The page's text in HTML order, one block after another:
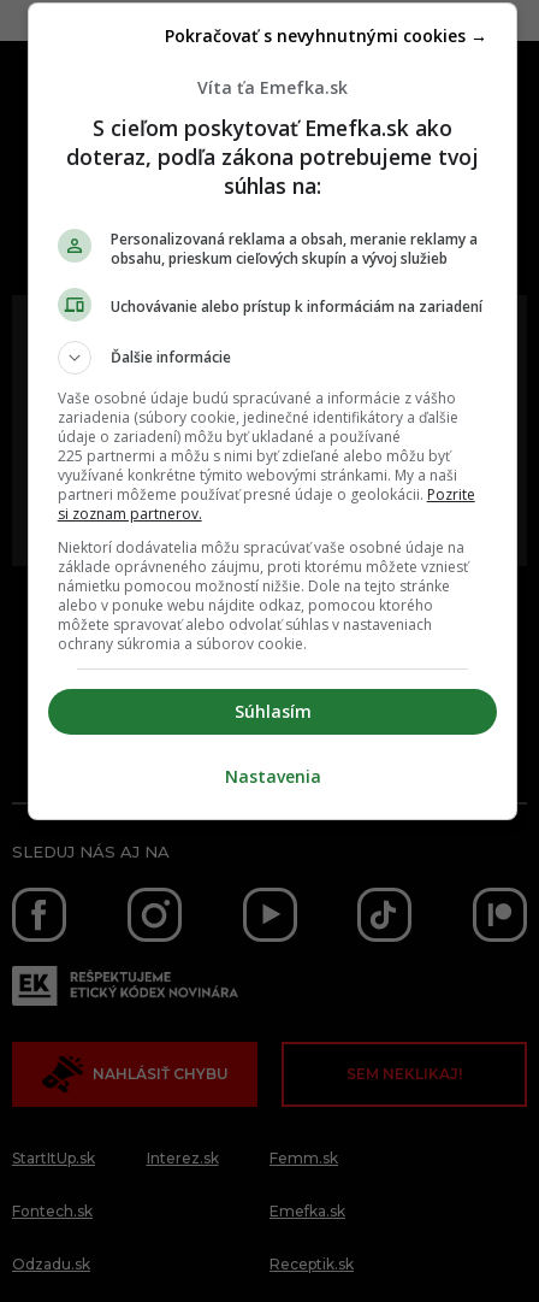
najzabávnejšie miesto na svete
ľudí v rôznych vekových
kategóriách a na rôznych
sociálnych sieťach a nakopni svoj
biznis alebo produkt.
MÁM ZÁUJEM O
poznáš niekoho, o kom by sme
mali určite napísať?
SLEDUJ NÁS AJ NA
NAHLÁSIŤ CHYBU SEM NEKLIKAJ!
StartItUp.sk
Fontech.sk
Odzadu.sk
Interez.sk Femm.sk
Emefka.sk
Receptik.sk
Víta ťa Emefka.sk
S cieľom poskytovať Emefka.sk ako
doteraz, podľa zákona potrebujeme tvoj
súhlas na:
Personalizovaná reklama a obsah, meranie reklamy a
obsahu, prieskum cieľových skupín a vývoj služieb
Uchovávanie alebo prístup k informáciám na zariadení
Ďalšie informácie
Vaše osobné údaje budú spracúvané a informácie z vášho
zariadenia (súbory cookie, jedinečné identifikátory a ďalšie
údaje o zariadení) môžu byť ukladané a používané
225 partnermi a môžu s nimi byť zdieľané alebo môžu byť
využívané konkrétne týmito webovými stránkami. My a naši
partneri môžeme používať presné údaje o geolokácii. Pozrite
si zoznam partnerov.
Niektorí dodávatelia môžu spracúvať vaše osobné údaje na
základe oprávneného záujmu, proti ktorému môžete vzniesť
námietku pomocou možností nižšie. Dole na tejto stránke
alebo v ponuke webu nájdite odkaz, pomocou ktorého
môžete spravovať alebo odvolať súhlas v nastaveniach
ochrany súkromia a súborov cookie.
Súhlasím
Pokračovať s nevyhnutnými cookies →
Nastavenia